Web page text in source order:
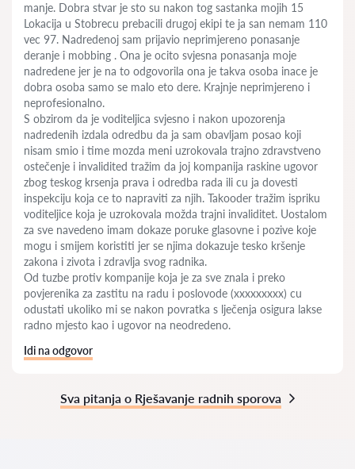
manje. Dobra stvar je sto su nakon tog sastanka mojih 15
Lokacija u Stobrecu prebacili drugoj ekipi te ja san nemam 110
vec 97. Nadredenoj sam prijavio neprimjereno ponasanje
deranje i mobbing . Ona je ocito svjesna ponasanja moje
nadredene jer je na to odgovorila ona je takva osoba inace je
dobra osoba samo se malo eto dere. Krajnje neprimjereno i
neprofesionalno.
S obzirom da je voditeljica svjesno i nakon upozorenja
nadredenih izdala odredbu da ja sam obavljam posao koji
nisam smio i time mozda meni uzrokovala trajno zdravstveno
ostečenje i invalidited tražim da joj kompanija raskine ugovor
zbog teskog krsenja prava i odredba rada ili cu ja dovesti
inspekciju koja ce to napraviti za njih. Takooder tražim ispriku
voditeljice koja je uzrokovala možda trajni invaliditet. Uostalom
za sve navedeno imam dokaze poruke glasovne i pozive koje
mogu i smijem koristiti jer se njima dokazuje tesko kršenje
zakona i zivota i zdravlja svog radnika.
Od tuzbe protiv kompanije koja je za sve znala i preko
povjerenika za zastitu na radu i poslovode (xxxxxxxxx) cu
odustati ukoliko mi se nakon povratka s lječenja osigura lakse
radno mjesto kao i ugovor na neodredeno.
Idi na odgovor
Sva pitanja o Rješavanje radnih sporova